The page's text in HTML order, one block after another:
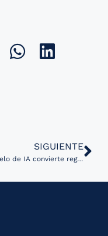
SIGUIENTE
Modelo de IA convierte registros hospitalarios en texto para mejorar la toma de decisiones